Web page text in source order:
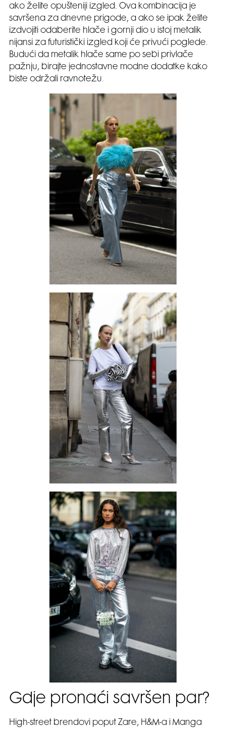
ako želite opušteniji izgled. Ova kombinacija je
savršena za dnevne prigode, a ako se ipak želite
izdvojiti odaberite hlače i gornji dio u istoj metalik
nijansi za futuristički izgled koji će privući poglede.
Budući da metalik hlače same po sebi privlače
pažnju, birajte jednostavne modne dodatke kako
biste održali ravnotežu.
Gdje pronaći savršen par?
High-street brendovi poput Zare, H&M-a i Manga